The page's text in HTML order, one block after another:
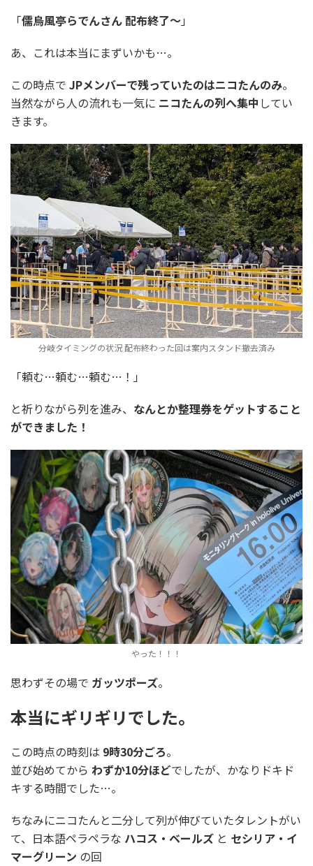
「儒烏風亭らでんさん 配布終了～」
あ、これは本当にまずいかも…。
この時点で JPメンバーで残っていたのはニコたんのみ。
当然ながら人の流れも一気に ニコたんの列へ集中 してい
きます。
分岐タイミングの状況 配布終わった回は案内スタンド撤去済み
「頼む…頼む…頼む…！」
と祈りながら列を進み、 なんとか整理券をゲットすること
ができました！
やった！！！
思わずその場で ガッツポーズ。
本当にギリギリでした。
この時点の時刻は 9時30分ごろ。
並び始めてから わずか10分ほどでしたが、かなりドキド
キする時間でした…。
ちなみにニコたんと二分して列が伸びていたタレントがい
て、日本語ペラペラな ハコス・ベールズ と セシリア・イ
マーグリーン の回